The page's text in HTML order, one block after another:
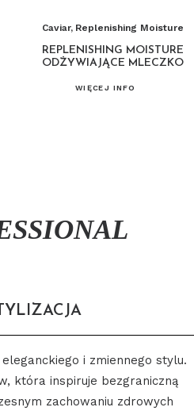
Caviar, Replenishing Moisture
REPLENISHING MOISTURE
ODŻYWIAJĄCE MLECZKO
WIĘCEJ INFO
i zmiennego stylu.
która inspiruje bezgraniczną
zachowaniu zdrowych